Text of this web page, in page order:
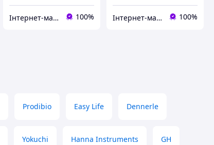
Інтернет-магазин "Aquahim Spiritol" 100% Інтернет-магазин "Aquahim Spiritol" 100%
Prodibio Easy Life Dennerle
Yokuchi Hanna Instruments GH